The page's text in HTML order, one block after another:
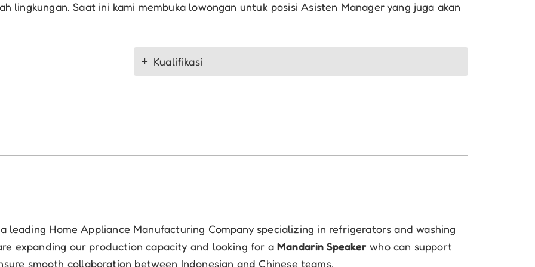
lingkungan. Saat ini kami membuka lowongan untuk posisi Asisten Manager yang juga akan
Kualifikasi
leading Home Appliance Manufacturing Company specializing in refrigerators and washing
expanding our production capacity and looking for aMandarin Speaker who can support
smooth collaboration between Indonesian and Chinese teams.